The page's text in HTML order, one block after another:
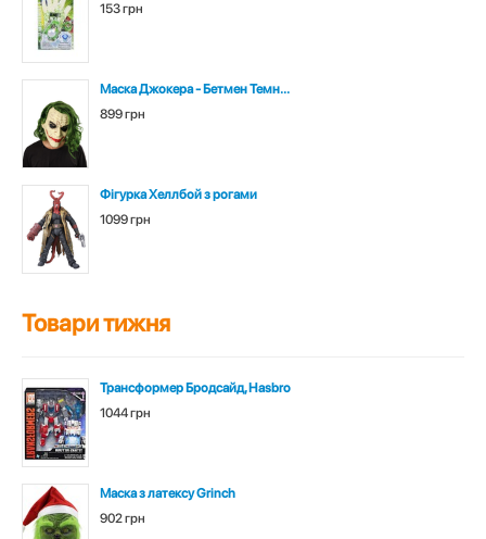
153 грн
Маска Джокера - Бетмен Темн...
899 грн
Фігурка Хеллбой з рогами
1099 грн
Товари тижня
Трансформер Бродсайд, Hasbro
1044 грн
Маска з латексу Grinch
902 грн